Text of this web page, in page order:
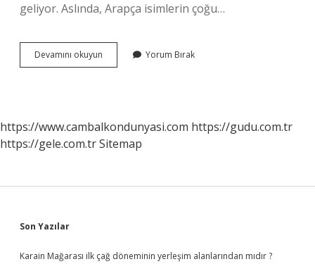
geliyor. Aslında, Arapça isimlerin çoğu…
Devamını okuyun
Ismi
Yorum Bırak
https://www.cambalkondunyasi.com https://gudu.com.tr
https://gele.com.trSitemap
Sidebar
Son Yazılar
Karain Mağarası ilk çağ döneminin yerleşim alanlarından mıdır ?